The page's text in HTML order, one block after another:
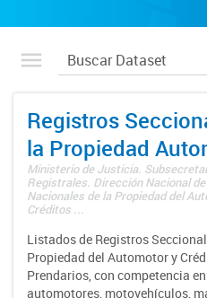
Registros
la Propiedad
Ministerio de Justicia.
Registrales. Dirección Nacional
Nacionales de la Propiedad del
Créditos ...
Listados de Registros
Propiedad del Automotor y
Prendarios, con competencia en
automotores, motovehículos,